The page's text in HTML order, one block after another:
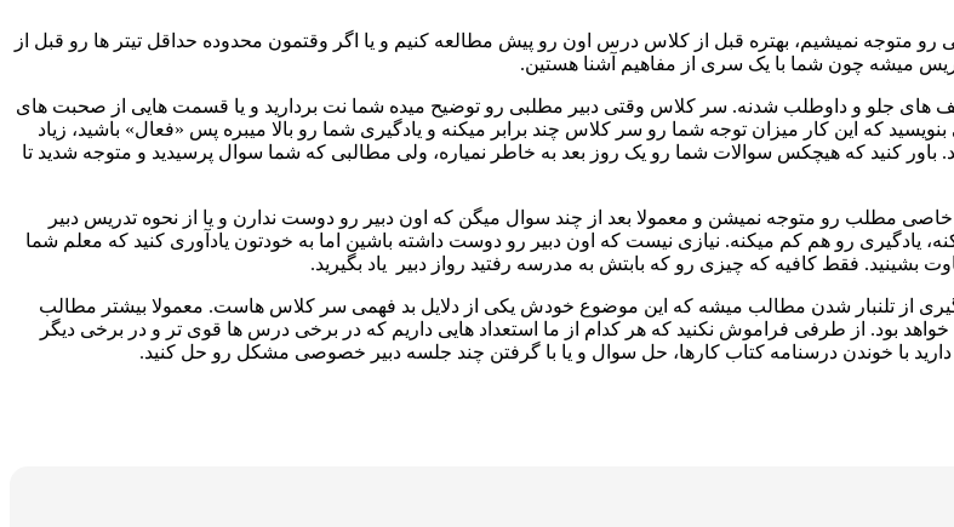
نمیشیم، بهتره قبل از کلاس درس اون رو پیش مطالعه کنیم و یا اگر وقتمون محدوده حداقل تیتر ها رو قبل از
میشه چون شما با یک سری از مفاهیم آشنا هستین.
جلو و داوطلب شدنه. سر کلاس وقتی دبیر مطلبی رو توضیح میده شما نت بردارید و یا قسمت هایی از صحبت های
که این کار میزان توجه شما رو سر کلاس چند برابر میکنه و یادگیری شما رو بالا میبره پس «فعال» باشید، زیاد
کنید که هیچکس سوالات شما رو یک روز بعد به خاطر نمیاره، ولی مطالبی که شما سوال پرسیدید و متوجه شدید تا
خاصی مطلب رو متوجه نمیشن و معمولا بعد از چند سوال میگن که اون دبیر رو دوست ندارن و یا از نحوه تدریس دبیر
یادگیری رو هم کم میکنه. نیازی نیست که اون دبیر رو دوست داشته باشین اما به خودتون یادآوری کنید که معلم شما
فقط کافیه که چیزی رو که بابتش به مدرسه رفتید رواز دبیر یاد بگیرید.
از تلنبار شدن مطالب میشه که این موضوع خودش یکی از دلایل بد فهمی سر کلاس هاست. معمولا بیشتر مطالب
بود. از طرفی فراموش نکنید که هر کدام از ما استعداد هایی داریم که در برخی درس ها قوی تر و در برخی دیگر
با خوندن درسنامه کتاب کارها، حل سوال و یا با گرفتن چند جلسه دبیر خصوصی مشکل رو حل کنید.